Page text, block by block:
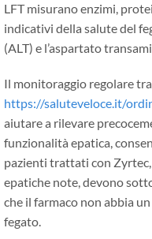
LFT misurano enzimi,
indicativi della salute del
(ALT) e l’aspartato
Il monitoraggio regolare
https://saluteveloce.it/
aiutare a rilevare
funzionalità epatica,
pazienti trattati con
epatiche note, devono
che il farmaco non abbia
fegato.